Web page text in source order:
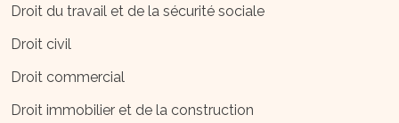
Droit du travail et de la sécurité sociale
Droit civil
Droit commercial
Droit immobilier et de la construction